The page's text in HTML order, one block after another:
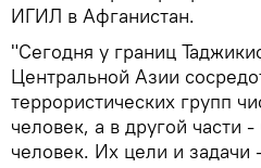
ИГИЛ в Афганистан.
"Сегодня у границ
Центральной Азии
террористических групп
человек, а в другой части
человек. Их цели и задачи